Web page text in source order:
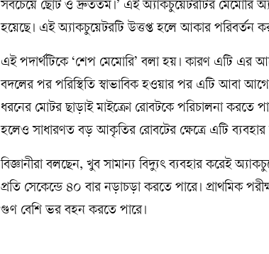
সবচেয়ে ছোট ও দ্রুততম।’ এই অ্যাকচুয়েটরটির মেমোরি
হয়েছে। এই অ্যাকচুয়েটরটি উত্তপ্ত হলে আকার পরিবর্তন
এই পদার্থটিকে ‘শেপ মেমোরি’ বলা হয়। কারণ এটি
বদলের পর পরিস্থিতি স্বাভাবিক হওয়ার পর এটি আবা
ধরনের মোটর ছাড়াই মাইক্রো রোবটকে পরিচালনা করতে
হলেও সাধারণত বড় আকৃতির রোবটের ক্ষেত্রে এটি
বিজ্ঞানীরা বলছেন, খুব সামান্য বিদ্যুৎ ব্যবহার করেই
প্রতি সেকেন্ডে ৪০ বার নড়াচড়া করতে পারে। প্রাথমিক
গুণ বেশি ভর বহন করতে পারে।